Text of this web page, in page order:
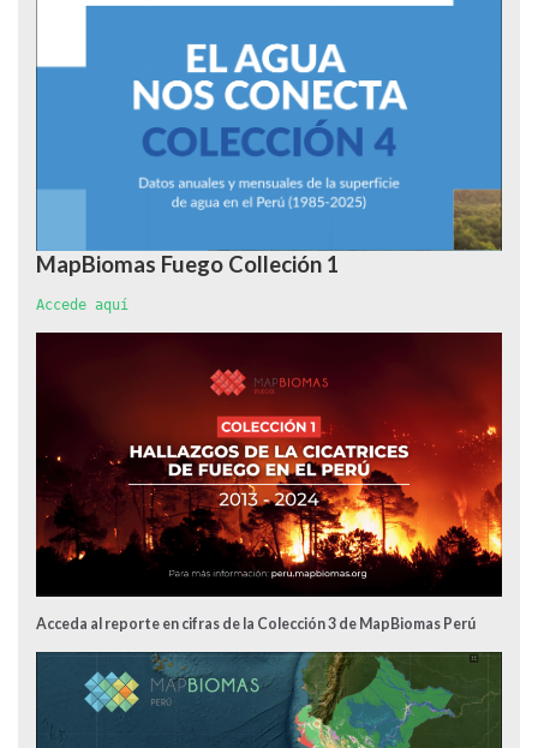
MapBiomas Fuego Colleción 1
Accede aquí
Acceda al reporte en cifras de la Colección 3 de MapBiomas Perú